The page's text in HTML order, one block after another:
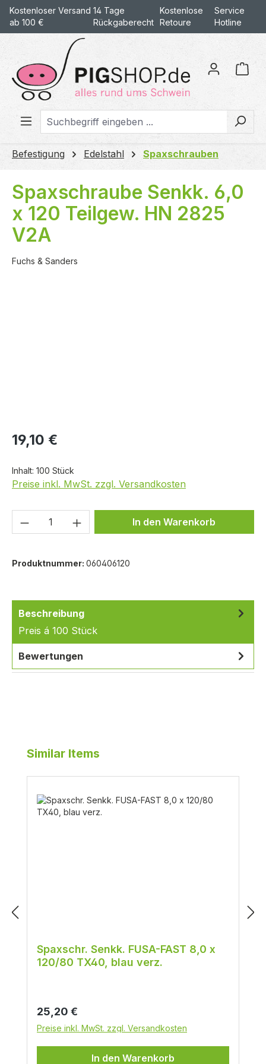
springen
Kostenloser Versand
ab 100 €
14 Tage
Rückgaberecht
Kostenlose
Retoure
Service
Hotline
Befestigung Edelstahl Spaxschrauben
Spaxschraube Senkk. 6,0
x 120 Teilgew. HN 2825
V2A
Fuchs & Sanders
19,10 €
Inhalt: 100 Stück
Preise inkl. MwSt. zzgl. Versandkosten
Produkt Anzahl: Gib den gewünschten
In den Warenkorb
Produktnummer: 060406120
Beschreibung
Preis á 100 Stück
Bewertungen
Produktgalerie überspringen
Similar Items
Spaxschr. Senkk. FUSA-FAST 8,0 x
120/80 TX40, blau verz.
Regulärer Preis:
25,20 €
Preise inkl. MwSt. zzgl. Versandkosten
In den Warenkorb